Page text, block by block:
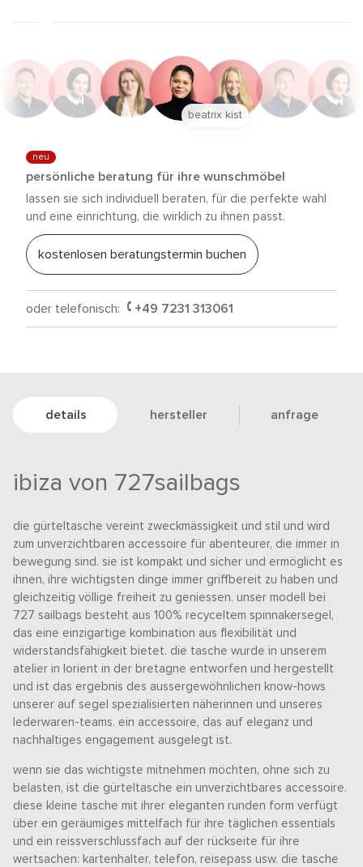
neu
persönliche beratung für ihre wunschmöbel
lassen sie sich individuell beraten, für die perfekte wahl
und eine einrichtung, die wirklich zu ihnen passt.
kostenlosen beratungstermin buchen
oder telefonisch: +49 7231 313061
beatrix kist
details hersteller anfrage
ibiza von 727sailbags
die gürteltasche vereint zweckmässigkeit und stil und wird
zum unverzichtbaren accessoire für abenteurer, die immer in
bewegung sind. sie ist kompakt und sicher und ermöglicht es
ihnen, ihre wichtigsten dinge immer griffbereit zu haben und
gleichzeitig völlige freiheit zu geniessen. unser modell bei
727 sailbags besteht aus 100% recyceltem spinnakersegel,
das eine einzigartige kombination aus flexibilität und
widerstandsfähigkeit bietet. die tasche wurde in unserem
atelier in lorient in der bretagne entworfen und hergestellt
und ist das ergebnis des aussergewöhnlichen know-hows
unserer auf segel spezialisierten näherinnen und unseres
lederwaren-teams. ein accessoire, das auf eleganz und
nachhaltiges engagement ausgelegt ist.
wenn sie das wichtigste mitnehmen möchten, ohne sich zu
belasten, ist die gürteltasche ein unverzichtbares accessoire.
diese kleine tasche mit ihrer eleganten runden form verfügt
über ein geräumiges mittelfach für ihre täglichen essentials
und ein reissverschlussfach auf der rückseite für ihre
wertsachen: kartenhalter, telefon, reisepass usw. die tasche